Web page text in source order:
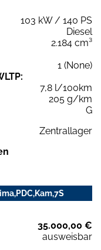
103 kW / 140 PS
Diesel
2.184 cm³
1 (None)
7,8 l/100km
205 g/km
G
Zentrallager
35.000,00 €
ausweisbar